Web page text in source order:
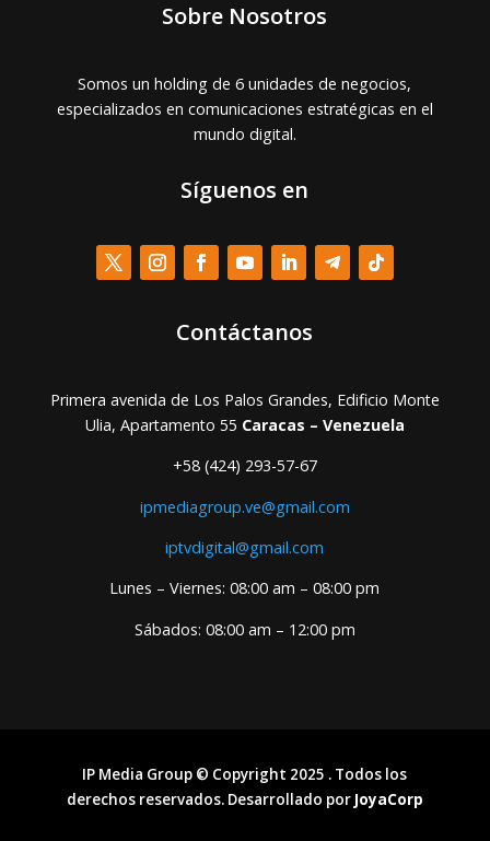
Sobre Nosotros
Somos un holding de 6 unidades de negocios,
especializados en comunicaciones estratégicas en el
mundo digital.
Síguenos en
Contáctanos
Primera avenida de Los Palos Grandes, Edificio Monte
Ulia, Apartamento 55 Caracas – Venezuela
+58 (424) 293-57-67
ipmediagroup.ve@gmail.com
iptvdigital@gmail.com
Lunes – Viernes: 08:00 am – 08:00 pm
Sábados: 08:00 am – 12:00 pm
IP Media Group © Copyright 2025 . Todos los
derechos reservados. Desarrollado por JoyaCorp